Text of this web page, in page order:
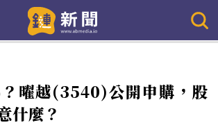
曜越(3540)公開申購，股
什麼？